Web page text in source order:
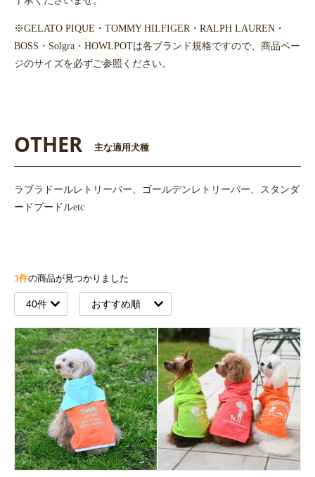
※GELATO PIQUE・TOMMY HILFIGER・RALPH LAUREN・
BOSS・Solgra・HOWLPOTは各ブランド規格ですので、商品ペー
ジのサイズを必ずご参照ください。
OTHER 主な適用犬種
ラブラドールレトリーバー、ゴールデンレトリーバー、スタンダ
ードプードルetc
3件の商品が見つかりました